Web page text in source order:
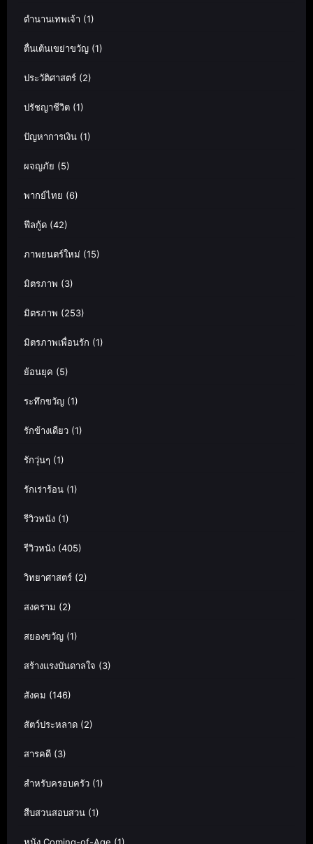
ตำนานเทพเจ้า (1)
ตื่นเต้นเขย่าขวัญ (1)
ประวัติศาสตร์ (2)
ปรัชญาชีวิต (1)
ปัญหาการเงิน (1)
ผจญภัย (5)
พากย์ไทย (6)
ฟีลกู้ด (42)
ภาพยนตร์ใหม่ (15)
มิตรภาพ (3)
มิตรภาพ (253)
มิตรภาพเพื่อนรัก (1)
ย้อนยุค (5)
ระทึกขวัญ (1)
รักข้างเดียว (1)
รักวุ่นๆ (1)
รักเร่าร้อน (1)
รีวิวหนัง (1)
รีวิวหนัง (405)
วิทยาศาสตร์ (2)
สงคราม (2)
สยองขวัญ (1)
สร้างแรงบันดาลใจ (3)
สังคม (146)
สัตว์ประหลาด (2)
สารคดี (3)
สำหรับครอบครัว (1)
สืบสวนสอบสวน (1)